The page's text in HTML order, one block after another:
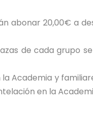
abonar 20,00€ a
de cada grupo
Academia y
en la